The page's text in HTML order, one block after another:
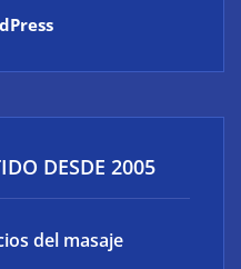
DESDE 2005
del masaje